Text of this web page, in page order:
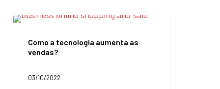
Como
tecnologia
aumenta
Como a tecnologia aumenta as
vendas?
03/10/2022